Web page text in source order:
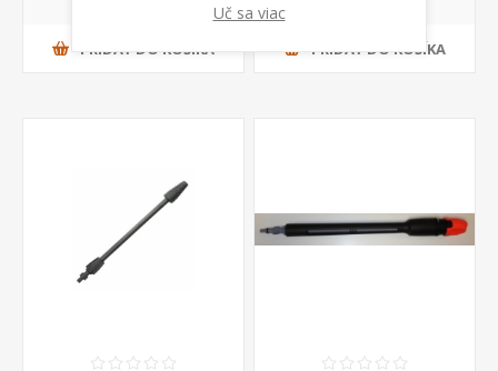
PRIDAŤ DO KOŠÍKA PRIDAŤ DO KOŠÍKA
Uč sa viac